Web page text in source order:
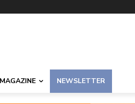
MAGAZINE NEWSLETTER